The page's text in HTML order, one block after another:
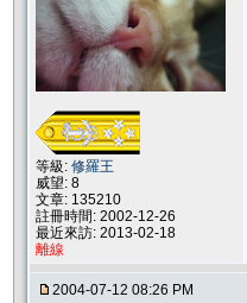
等級: 修羅王
威望: 8
文章: 135210
註冊時間: 2002-12-26
最近來訪: 2013-02-18
離線
2004-07-12 08:26 PM